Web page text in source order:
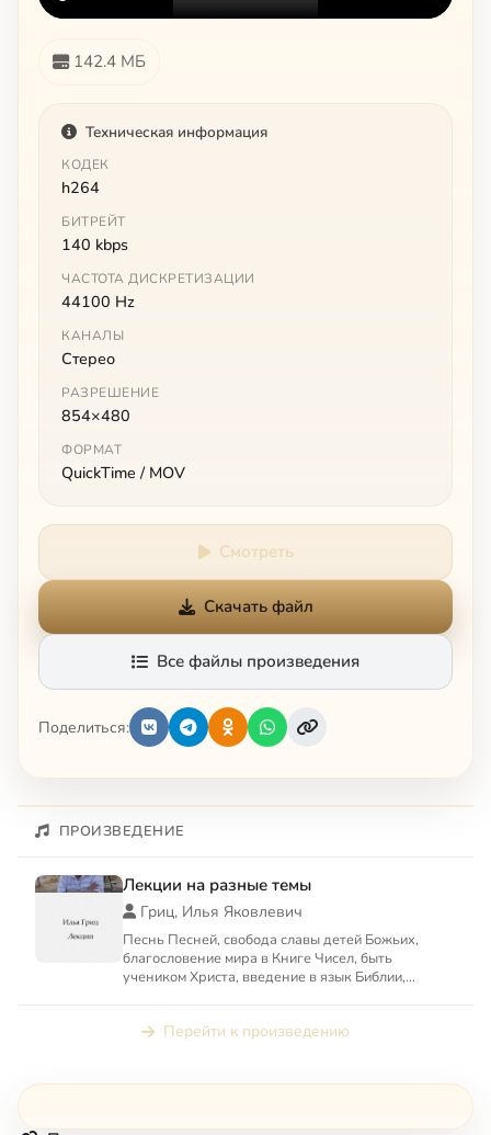
142.4 МБ
Техническая информация
КОДЕК
h264
БИТРЕЙТ
140 kbps
ЧАСТОТА ДИСКРЕТИЗАЦИИ
44100 Hz
КАНАЛЫ
Стерео
РАЗРЕШЕНИЕ
854×480
ФОРМАТ
QuickTime / MOV
Смотреть
Скачать файл
Все файлы произведения
Поделиться:
ПРОИЗВЕДЕНИЕ
Лекции на разные темы
Гриц, Илья Яковлевич
Песнь Песней, свобода славы детей Божьих,
благословение мира в Книге Чисел, быть
учеником Христа, введение в язык Библии,
Перейти к произведению